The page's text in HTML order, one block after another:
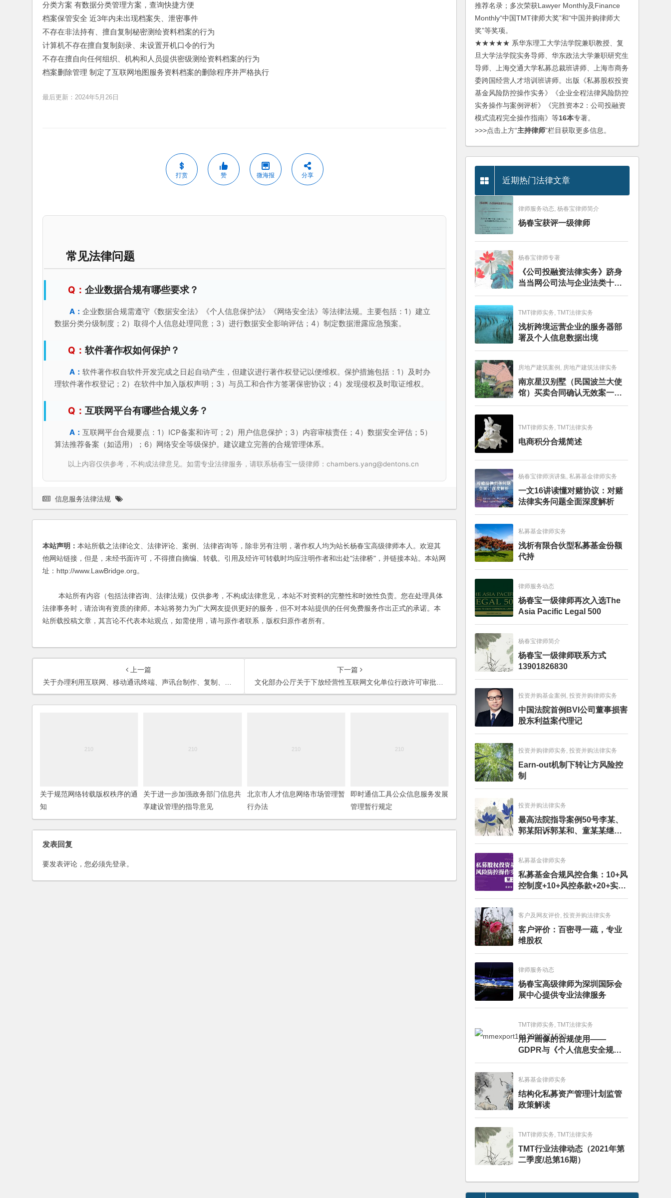
分类方案 有数据分类管理方案，查询快捷方便
档案保管安全 近3年内未出现档案失、泄密事件
不存在非法持有、擅自复制秘密测绘资料档案的行为
计算机不存在擅自复制刻录、未设置开机口令的行为
不存在擅自向任何组织、机构和人员提供密级测绘资料档案的行为
档案删除管理 制定了互联网地图服务资料档案的删除程序并严格执行
最后更新：2024年5月26日
打赏 赞 微海报 分享
常见法律问题
企业数据合规有哪些要求？
企业数据合规需遵守《数据安全法》《个人信息保护法》《网络安全法》等法律法规。主要包括：1）建立
数据分类分级制度；2）取得个人信息处理同意；3）进行数据安全影响评估；4）制定数据泄露应急预案。
软件著作权如何保护？
软件著作权自软件开发完成之日起自动产生，但建议进行著作权登记以便维权。保护措施包括：1）及时办
理软件著作权登记；2）在软件中加入版权声明；3）与员工和合作方签署保密协议；4）发现侵权及时取证维权。
互联网平台有哪些合规义务？
互联网平台合规要点：1）ICP备案和许可；2）用户信息保护；3）内容审核责任；4）数据安全评估；5）
算法推荐备案（如适用）；6）网络安全等级保护。建议建立完善的合规管理体系。
以上内容仅供参考，不构成法律意见。如需专业法律服务，请联系杨春宝一级律师：chambers.yang@dentons.cn
信息服务法律法规
本站声明： 本站所载之法律论文、法律评论、案例、法律咨询等，除非另有注明，著作权人均为站长杨春宝高级律师本人。欢迎其
他网站链接，但是，未经书面许可，不得擅自摘编、转载。引用及经许可转载时均应注明作者和出处"法律桥"，并链接本站。本站网
址：http://www.LawBridge.org。
本站所有内容（包括法律咨询、法律法规）仅供参考，不构成法律意见，本站不对资料的完整性和时效性负责。您在处理具体
法律事务时，请洽询有资质的律师。本站将努力为广大网友提供更好的服务，但不对本站提供的任何免费服务作出正式的承诺。本
站所载投稿文章，其言论不代表本站观点，如需使用，请与原作者联系，版权归原作者所有。
上一篇
关于办理利用互联网、移动通讯终端、声讯台制作、复制、出版、贩卖、传播淫秽电子信息刑事案件具体应用法律若干问题的解释（二）
下一篇
文化部办公厅关于下放经营性互联网文化单位行政许可审批工作的通知
关于规范网络转载版权秩序的通
知
关于进一步加强政务部门信息共
享建设管理的指导意见
北京市人才信息网络市场管理暂
行办法
即时通信工具公众信息服务发展
管理暂行规定
发表回复
要发表评论，您必须先登录。
推荐名录；多次荣获Lawyer Monthly及Finance
Monthly“中国TMT律师大奖”和“中国并购律师大
奖”等奖项。
★★★★★ 系华东理工大学法学院兼职教授、复
旦大学法学院实务导师、华东政法大学兼职研究生
导师、上海交通大学私募总裁班讲师、上海市商务
委跨国经营人才培训班讲师。出版《私募股权投资
基金风险防控操作实务》《企业全程法律风险防控
实务操作与案例评析》《完胜资本2：公司投融资
模式流程完全操作指南》等16本专著。
>>>点击上方“主持律师”栏目获取更多信息。
近期热门法律文章
律师服务动态, 杨春宝律师简介
杨春宝获评一级律师
杨春宝律师专著
《公司投融资法律实务》跻身
当当网公司法与企业法类十大
畅销图书榜
TMT律师实务, TMT法律实务
浅析跨境运营企业的服务器部
署及个人信息数据出境
房地产建筑案例, 房地产建筑法律实务
南京星汉别墅（民国波兰大使
馆）买卖合同确认无效案一审
判决书
TMT律师实务, TMT法律实务
电商积分合规简述
杨春宝律师演讲集, 私募基金律师实务
一文16讲读懂对赌协议：对赌
法律实务问题全面深度解析
私募基金律师实务
浅析有限合伙型私募基金份额
代持
律师服务动态
杨春宝一级律师再次入选The
Asia Pacific Legal 500
杨春宝律师简介
杨春宝一级律师联系方式
13901826830
投资并购基金案例, 投资并购律师实务
中国法院首例BVI公司董事损害
股东利益案代理记
投资并购律师实务, 投资并购法律实务
Earn-out机制下转让方风险控
制
投资并购法律实务
最高法院指导案例50号李某、
郭某阳诉郭某和、童某某继承
纠纷案
私募基金律师实务
私募基金合规风控合集：10+风
控制度+10+风控条款+20+实务
文章+每月动态
客户及网友评价, 投资并购法律实务
客户评价：百密寻一疏，专业
维股权
律师服务动态
杨春宝高级律师为深圳国际会
展中心提供专业法律服务
TMT律师实务, TMT法律实务
用户画像的合规使用——
GDPR与《个人信息安全规
范》的比较分析
私募基金律师实务
结构化私募资产管理计划监管
政策解读
TMT律师实务, TMT法律实务
TMT行业法律动态（2021年第
二季度/总第16期）